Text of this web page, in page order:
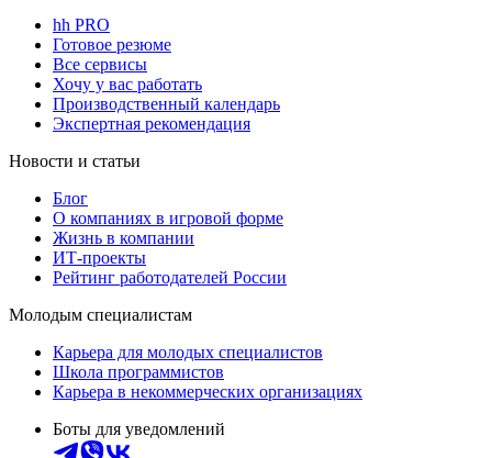
hh PRO
Готовое резюме
Все сервисы
Хочу у вас работать
Производственный календарь
Экспертная рекомендация
Новости и статьи
Блог
О компаниях в игровой форме
Жизнь в компании
ИТ-проекты
Рейтинг работодателей России
Молодым специалистам
Карьера для молодых специалистов
Школа программистов
Карьера в некоммерческих организациях
Боты для уведомлений